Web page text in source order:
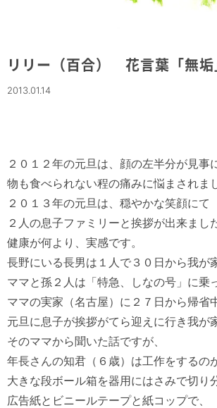
リリー（百合） 花言葉「無垢
2013.01.14
２０１２年の元旦は、顔の左半分が見事
物も食べられない程の痛みに悩まされま
２０１３年の元旦は、穏やかな笑顔にて
２人の息子ファミリーと挨拶が出来ま
健康が何より、実感です。
長野にいる長男は１人で３０日から我が
ママと孫２人は「特急、しなの号」に乗
ママの実家（名古屋）に２７日から帰省中
元旦に息子が挨拶がてら迎えに行き我が
そのママから聞いた話ですが、
年長さんの知君（６歳）は工作をするの
大きな段ボール箱を器用にはさみで切り
広告紙とビニールテープと紙コップで、